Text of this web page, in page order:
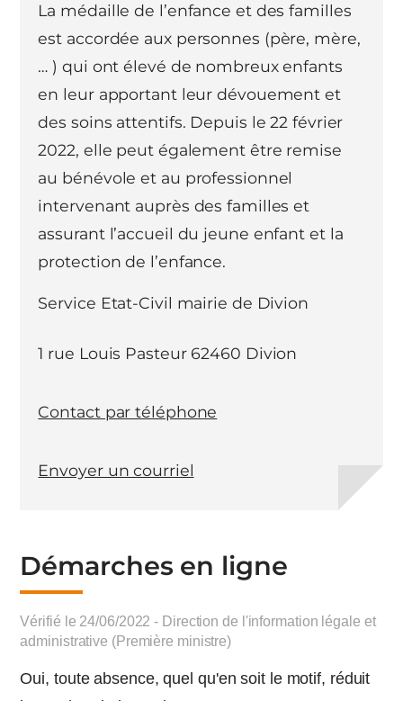
Démarches en ligne
Vérifié le 24/06/2022 - Direction de l'information légale et
administrative (Première ministre)
Oui, toute absence, quel qu'en soit le motif, réduit
La médaille de l’enfance et des familles
est accordée aux personnes (père, mère,
… ) qui ont élevé de nombreux enfants
en leur apportant leur dévouement et
des soins attentifs. Depuis le 22 février
2022, elle peut également être remise
au bénévole et au professionnel
intervenant auprès des familles et
assurant l’accueil du jeune enfant et la
protection de l’enfance.
Service Etat-Civil mairie de Divion
1 rue Louis Pasteur 62460 Divion
Contact par téléphone
Envoyer un courriel